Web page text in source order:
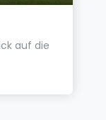
auf die